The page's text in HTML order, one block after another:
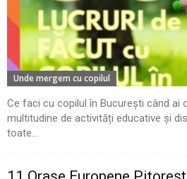
Unde mergem cu copilul
Ce faci cu copilul în București când ai
multitudine de activități educative și
toate...